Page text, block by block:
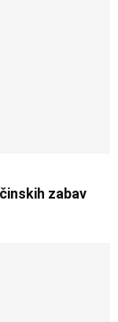
zabav